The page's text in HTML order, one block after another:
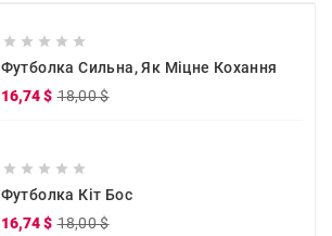
    
Футболка Сильна, Як Міцне Кохання
16,74 $ 18,00 $
    
Футболка Кіт Бос
16,74 $ 18,00 $